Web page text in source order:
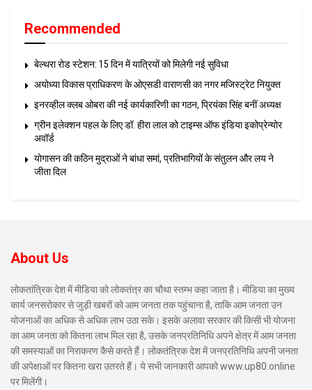
Recommended
बेल्थरा रोड स्टेशन: 15 दिन में यात्रियों को मिलेगी नई सुविधा
अयोध्या विकास प्राधिकरण के ओएसडी वाराणसी का नगर मजिस्ट्रेट नियुक्त
इनरव्हील क्लब ओबरा की नई कार्यकारिणी का गठन, प्रियंका सिंह बनीं अध्यक्ष
ग्रीन इलेक्शन पहल के लिए डॉ. हीरा लाल को टाइम्स ऑफ इंडिया इकोप्रेन्योर
अवॉर्ड
योगासन की कठिन मुद्राओं ने बांधा समां, प्रतिभागियों के संतुलन और लय ने
जीता दिल
About Us
लोकतांत्रिक देश में मीडिया को लोकतंत्र का चौथा स्तम्भ कहा जाता है। मीडिया का मुख्य
कार्य जनसरोकार से जुड़ी खबरों को आम जनता तक पहुंचाना है, ताकि आम जनता उन
योजनाओं का अधिक से अधिक लाभ उठा सके। इसके अलावा सरकार की किसी भी योजना
का आम जनता को कितना लाभ मिल रहा है, उसके जनप्रतिनिधि अपने क्षेत्र में आम जनता
की समस्याओं का निराकरण कैसे करते हैं। लोकतंत्रिक देश में जनप्रतिनिधि अपनी जनता
की अपेक्षाओं पर कितना खरा उतरते हैं। ये सभी जानकारी आपको www.up80.online
पर मिलेंगी।